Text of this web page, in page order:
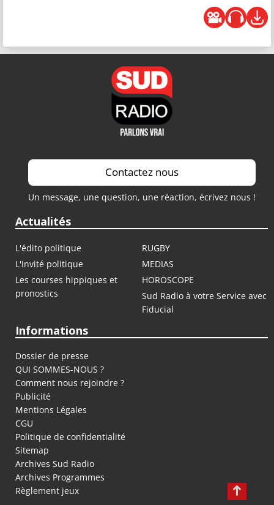
Contactez nous
Un message, une question, une réaction, écrivez nous !
Actualités
L'édito politique
RUGBY
L'invité politique
MEDIAS
Les courses hippiques et
pronostics
HOROSCOPE
Sud Radio à votre Service avec
Fiducial
Informations
Dossier de presse
QUI SOMMES-NOUS ?
Comment nous rejoindre ?
Publicité
Mentions Légales
CGU
Politique de confidentialité
Sitemap
Archives Sud Radio
Archives Programmes
Règlement jeux